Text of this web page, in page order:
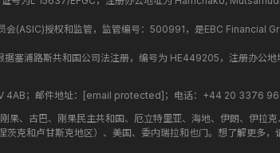
授权和监管，监管编号：500991，是EBC Financial
塞浦路斯共和国公司法注册，编号为 HE449205，注册办公
；邮件地址： [email protected] ；电话：+44 20 3376
、古巴、刚果民主共和国、厄立特里亚、海地、伊朗、伊拉
克和卢甘斯克地区）、美国、委内瑞拉和也门。想了解更多，